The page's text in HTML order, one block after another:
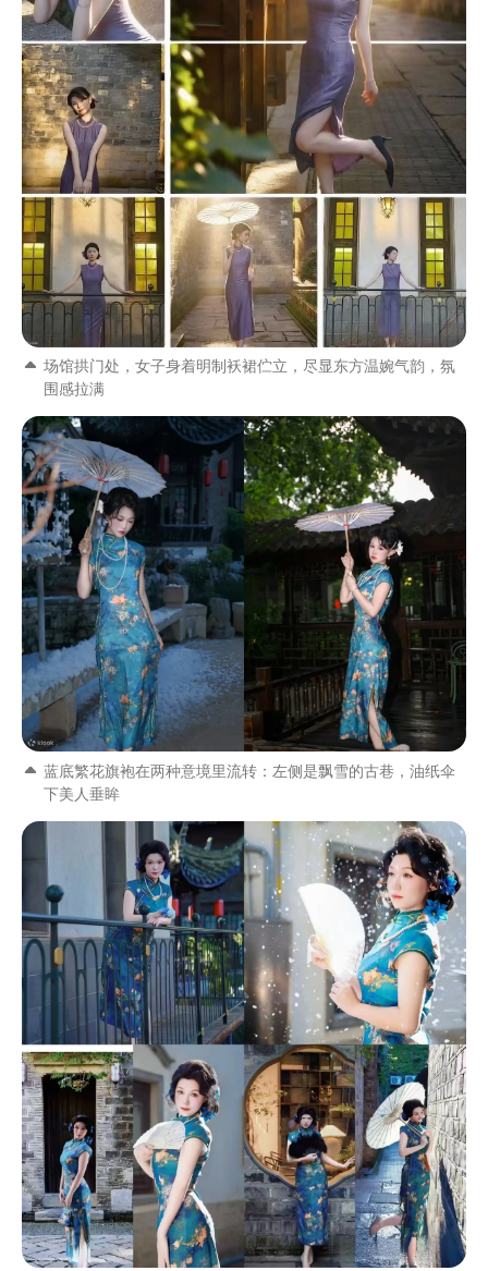
场馆拱门处，女子身着明制袄裙伫立，尽显东方温婉气韵，氛
围感拉满
蓝底繁花旗袍在两种意境里流转：左侧是飘雪的古巷，油纸伞
下美人垂眸